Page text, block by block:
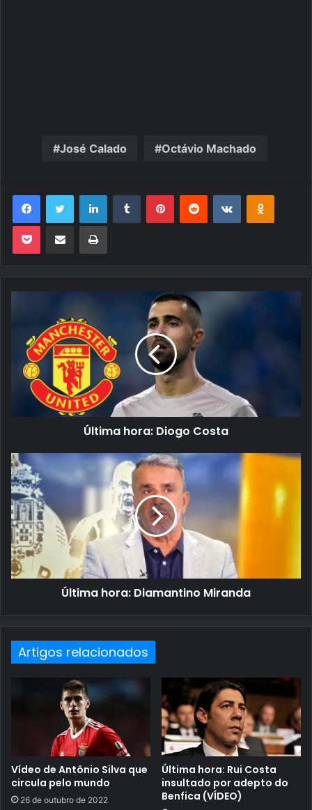
José Calado Octávio Machado
FacebookTwitter LinkedinTumblr PinterestReddit VK OK
Pocket Compartilhar via e-mail Imprimir
Última hora: Diogo Costa
Última hora: Diamantino Miranda
Artigos relacionados
Vídeo de Antônio Silva que
circula pelo mundo
26 de outubro de 2022
Última hora: Rui Costa
insultado por adepto do
Benfica (VÍDEO)